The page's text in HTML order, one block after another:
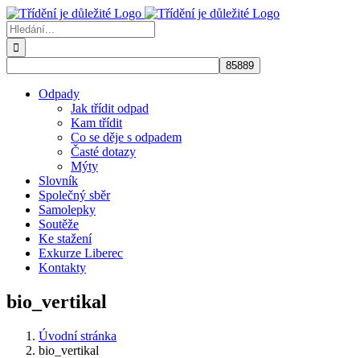
Přeskočit
na
obsah
Hledat:
Odpady
Jak třídit odpad
Kam třídit
Co se děje s odpadem
Časté dotazy
Mýty
Slovník
Společný sběr
Samolepky
Soutěže
Ke stažení
Exkurze Liberec
Kontakty
bio_vertikal
Úvodní stránka
bio_vertikal